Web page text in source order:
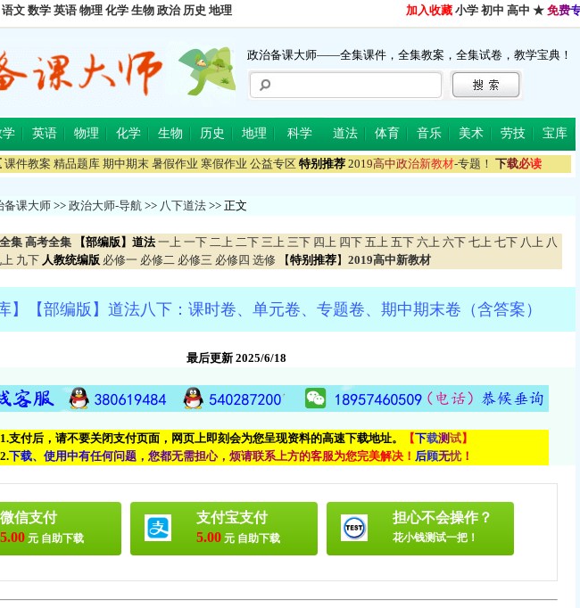
语文 数学 英语 物理 化学 生物 政治 历史 地理 加入收藏 小学 初中 高中 ★ 免费
政治备课大师——全集课件，全集教案，全集试卷，教学宝典！
学 英语 物理 化学 生物 历史 地理 科学 道法 体育 音乐 美术 劳技 宝库
课件教案 精品题库 期中期末 暑假作业 寒假作业 公益专区 特别推荐 2019高中政治新教材-专题！ 下载必读
备课大师 >> 政治大师-导航 >> 八下道法 >> 正文
集 高考全集 【部编版】道法 一上 一下 二上 二下 三上 三下 四上 四下 五上 五下 六上 六下 七上 七下 八上 八
九下 人教统编版 必修一 必修二 必修三 必修四 选修 【特别推荐】 2019高中新教材
】【部编版】道法八下：课时卷、单元卷、专题卷、期中期末卷（含答案）
最后更新 2025/6/18
1.支付后，请不要关闭支付页面，网页上即刻会为您呈现资料的高速下载地址。 【下载测试】
2.下载、 使用中有任何问题 ， 您都无需担心， 烦请联系上方的客服为您完美解决 ！ 后顾无忧！
微信支付
5.00 元 自助下载
支付宝支付
5.00 元 自助下载
担心不会操作？
花小钱测试一把！